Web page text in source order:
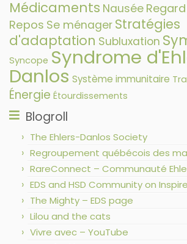
Médicaments Nausée
Repos Se ménager Stratégies
d'adaptation Subluxation
Syncope Syndrome
Danlos Système immunitaire
Énergie Étourdissements
Blogroll
The Ehlers-Danlos Society
Regroupement québécois des
RareConnect – Communauté
EDS and HSD Community on Inspire
The Mighty – EDS page
Lilou and the cats
Vivre avec – YouTube